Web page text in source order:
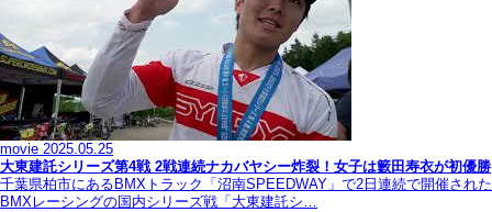
movie 2025.05.25
大東建託シリーズ第4戦 2戦連続ナカバヤシー炸裂！女子は籔田寿衣が初優勝
千葉県柏市にあるBMXトラック「沼南SPEEDWAY」で2日連続で開催された
BMXレーシングの国内シリーズ戦「大東建託シ…